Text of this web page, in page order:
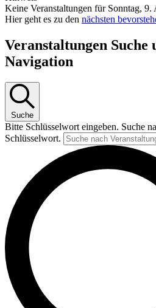
Keine Veranstaltungen für Sonntag, 9.
Hier geht es zu den nächsten
Veranstaltungen Suche
Navigation
Suche
Bitte Schlüsselwort eingeben. Suche
Schlüsselwort.